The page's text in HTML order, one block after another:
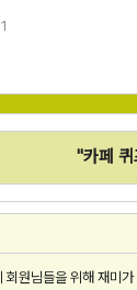
"카페
회원님들을 위해 재미